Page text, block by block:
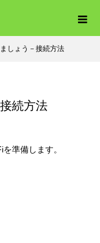
しょう－接続方法
続方法
準備します。